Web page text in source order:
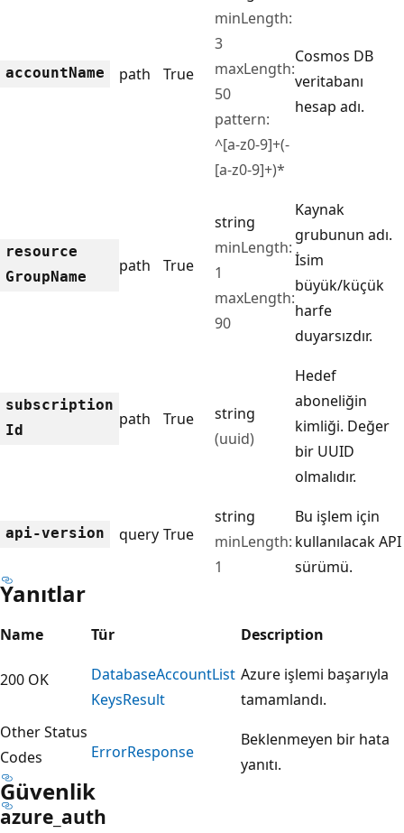
accountName path True
minLength:
3
maxLength:
50
pattern:
^[a-z0-9]+(-
[a-z0-9]+)*
Cosmos DB
veritabanı
hesap adı.
resource
GroupName
path True
string
minLength:
1
maxLength:
90
Kaynak
grubunun adı.
İsim
büyük/küçük
harfe
duyarsızdır.
subscription
Id
path True
string
(uuid)
Hedef
aboneliğin
kimliği. Değer
bir UUID
olmalıdır.
api-version query True
string
minLength:
1
Bu işlem için
kullanılacak API
sürümü.
Yanıtlar
Name Tür Description
200 OK DatabaseAccountList
KeysResult
Azure işlemi başarıyla
tamamlandı.
Other Status
Codes
ErrorResponse
Beklenmeyen bir hata
yanıtı.
Güvenlik
azure_auth